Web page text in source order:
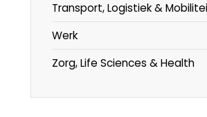
Transport, Logistiek &
Werk
Zorg, Life Sciences & Health